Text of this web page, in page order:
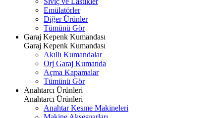
Emülatörler
Diğer Ürünler
Tümünü Gör
Garaj Kepenk Kumandası
Garaj Kepenk Kumandası
Akıllı Kumandalar
Orj Garaj Kumanda
Açma Kapamalar
Tümünü Gör
Anahtarcı Ürünleri
Anahtarcı Ürünleri
Anahtar Kesme Makineleri